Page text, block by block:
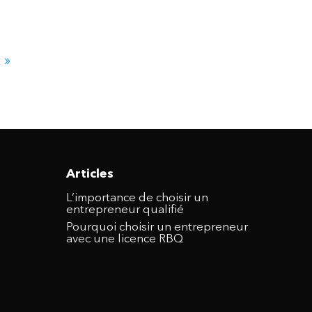
»
Articles
L’importance de choisir un
entrepreneur qualifié
Pourquoi choisir un entrepreneur
avec une licence RBQ